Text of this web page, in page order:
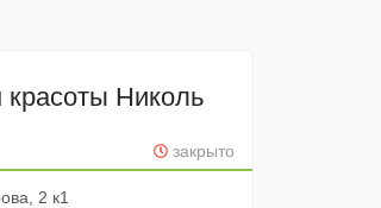
Николь
закрыто
2 к1